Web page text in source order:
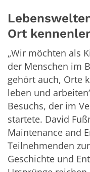
Ort
„Wir möchten als
der Menschen im
gehört auch, Orte
leben und
Besuchs, der im
startete. David
Maintenance and
Teilnehmenden
Geschichte und